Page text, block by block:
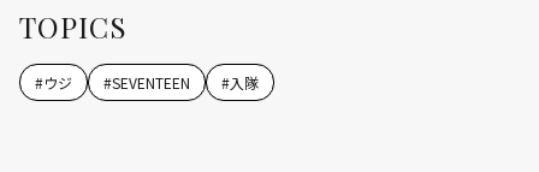
TOPICS
#ウジ #SEVENTEEN #入隊